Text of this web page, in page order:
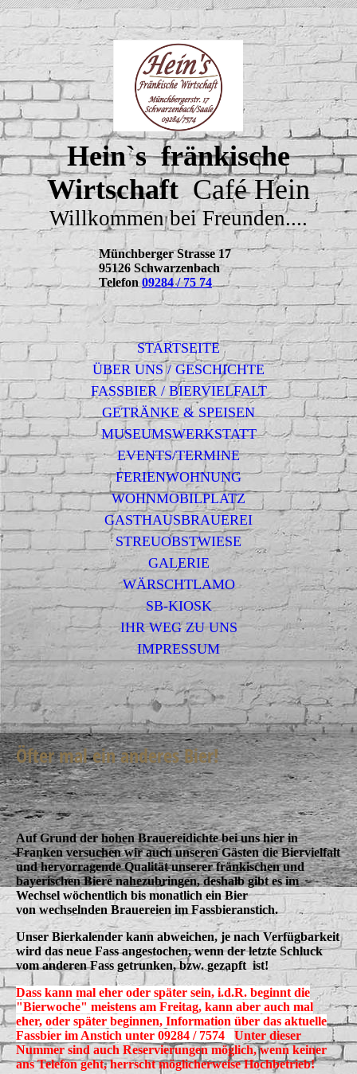
Hein`s fränkische
WirtschaftCafé Hein
Willkommen bei Freunden....
Münchberger Strasse 17
95126 Schwarzenbach
Telefon 09284 / 75 74
STARTSEITE
ÜBER UNS / GESCHICHTE
FASSBIER / BIERVIELFALT
GETRÄNKE & SPEISEN
MUSEUMSWERKSTATT
EVENTS/TERMINE
FERIENWOHNUNG
WOHNMOBILPLATZ
GASTHAUSBRAUEREI
STREUOBSTWIESE
GALERIE
WÄRSCHTLAMO
SB-KIOSK
IHR WEG ZU UNS
IMPRESSUM
Öfter mal ein anderes Bier!
Auf Grund der hohen Brauereidichte bei uns hier in
Franken versuchen wir auch unserenGästen die Biervielfalt
und hervorragende Qualität unserer fränkischen und
bayerischen Biere nahezubringen,deshalb gibt es im
Wechsel wöchentlich bis monatlich ein Bier
von wechselnden Brauereien im Fassbieranstich.
Unser Bierkalender kann abweichen, je nach Verfügbarkeit
wird das neue Fass angestochen, wenn der letzte Schluck
vom anderen Fass getrunken, bzw. gezapft ist!
Dass kann mal eher oder später sein, i.d.R. beginnt die
"Bierwoche" meistens am Freitag, kann aber auch mal
eher, oder später beginnen, Information über das aktuelle
Fassbier im Anstich unter 09284 / 7574 Unter dieser
Nummer sind auch Reservierungen möglich,wenn keiner
ans Telefon geht,herrscht möglicherweise Hochbetrieb!